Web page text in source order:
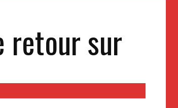
retour sur